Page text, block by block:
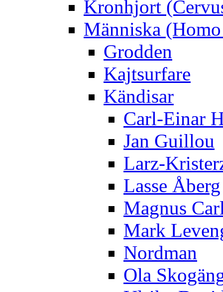
Kronhjort
Människa
Grodden
Kajtsurfare
Kändisar
Carl-Einar
Jan Guillou
Larz-
Lasse Åberg
Magnus
Mark
Nordman
Ola